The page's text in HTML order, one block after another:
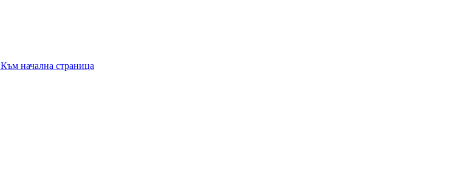
Към начална страница